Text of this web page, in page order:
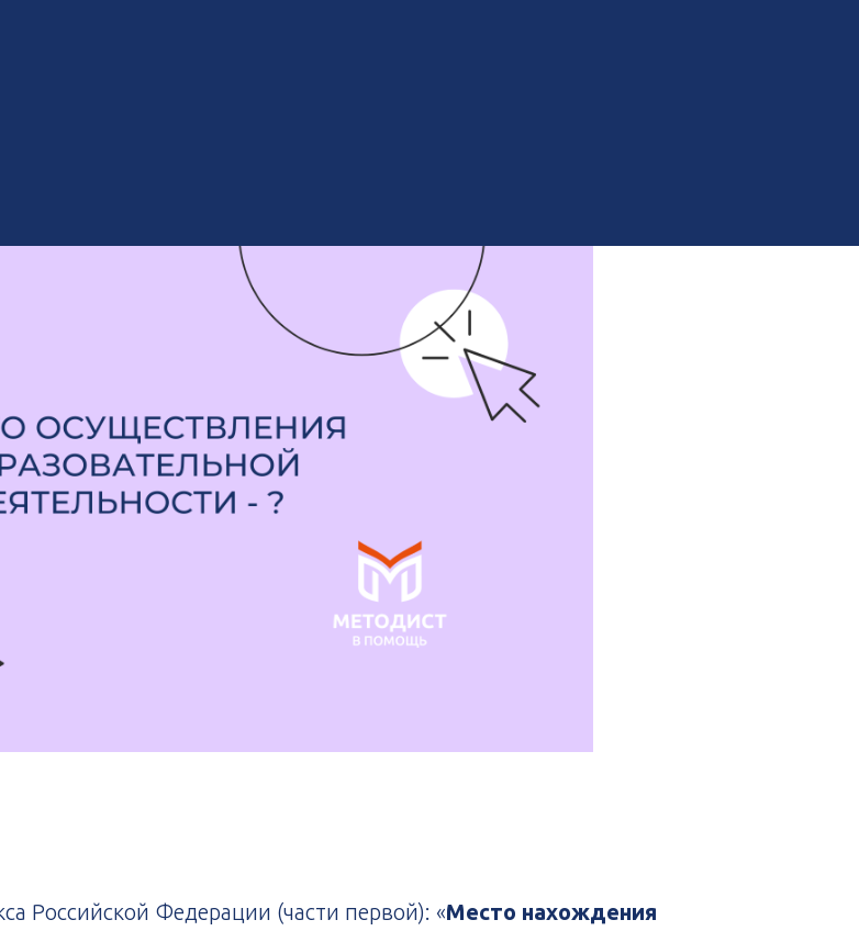
Российской Федерации (части первой): «Место нахождения